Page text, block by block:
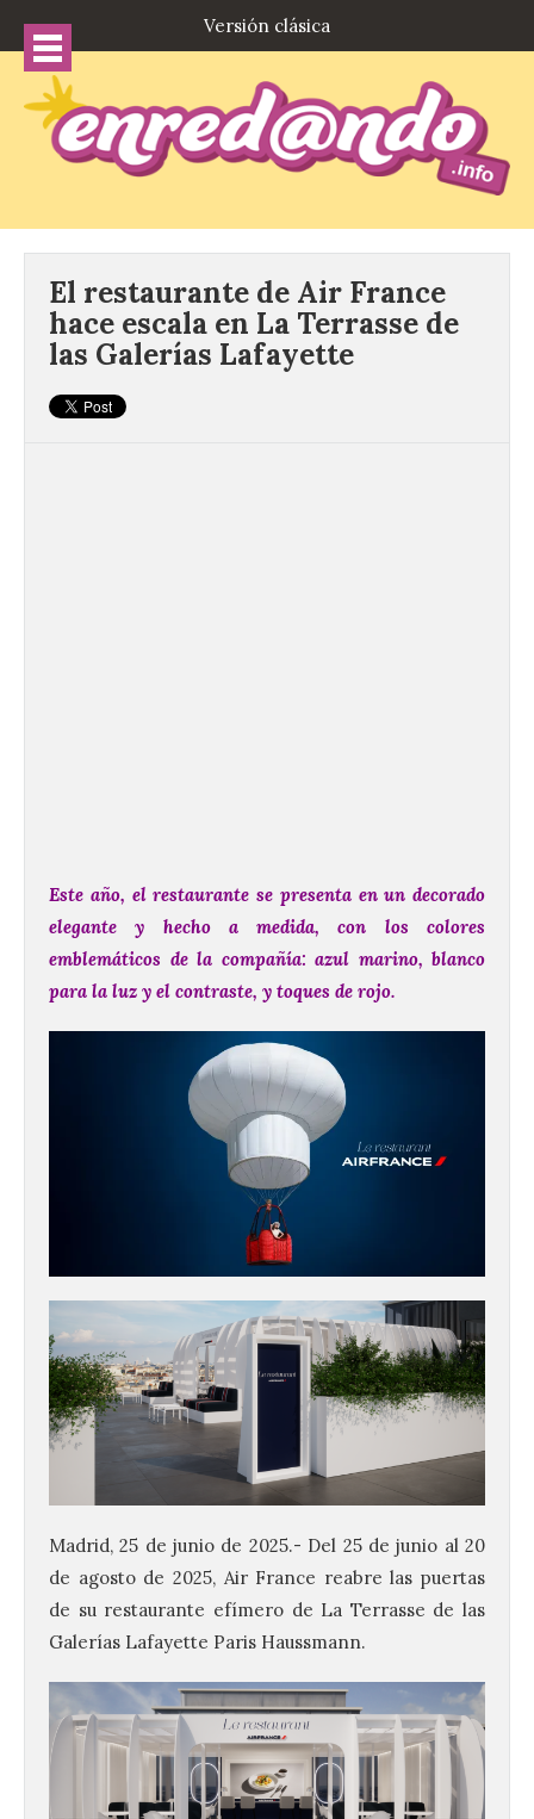
Versión clásica
El restaurante de Air France
hace escala en La Terrasse de
las Galerías Lafayette
Este año, el restaurante se presenta en un decorado
elegante y hecho a medida, con los colores
emblemáticos de la compañía: azul marino, blanco
para la luz y el contraste, y toques de rojo.
Madrid, 25 de junio de 2025.- Del 25 de junio al 20
de agosto de 2025, Air France reabre las puertas
de su restaurante efímero de La Terrasse de las
Galerías Lafayette Paris Haussmann.